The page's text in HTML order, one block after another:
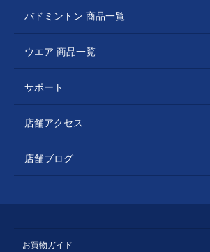
バドミントン 商品一覧
ウエア 商品一覧
サポート
店舗アクセス
店舗ブログ
お買物ガイド